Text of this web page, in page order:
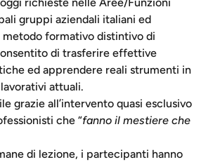
gruppi aziendali italiani ed
formativo distintivo di
di trasferire effettive
ed apprendere reali strumenti in
attuali.
grazie all’intervento quasi esclusivo
che “fanno il mestiere che
di lezione, i partecipanti hanno